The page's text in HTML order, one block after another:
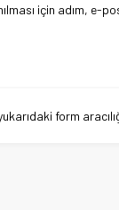
için adım, e-
form